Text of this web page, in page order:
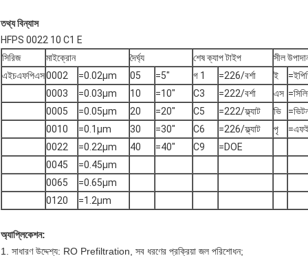
তথ্য বিন্যাস
HFPS 0022 10 C1 E
সিরিজ
মাইক্রোন দৈর্ঘ্য শেষ ক্যাপ টাইপ
সীল
এইচএফপিএস0002 =0.02μm 05 =5" গ 1 =226/বর্শা ই
0003
=0.03μm 10 =10" C3 =222/বর্শা এস
0005
=0.05μm 20 =20" C5 =222/ফ্ল্যাট ভি
0010
=0.1μm 30 =30" C6 =226/ফ্ল্যাট পৃ
0022
=0.22μm 40 =40" C9
=DOE
0045
=0.45μm
0065
=0.65μm
0120
=1.2μm
অ্যাপ্লিকেশন:
1. সাধারণ উদ্দেশ্য: RO Prefiltration, সব ধরণের প্রক্রিয়া জল পরিশোধন;